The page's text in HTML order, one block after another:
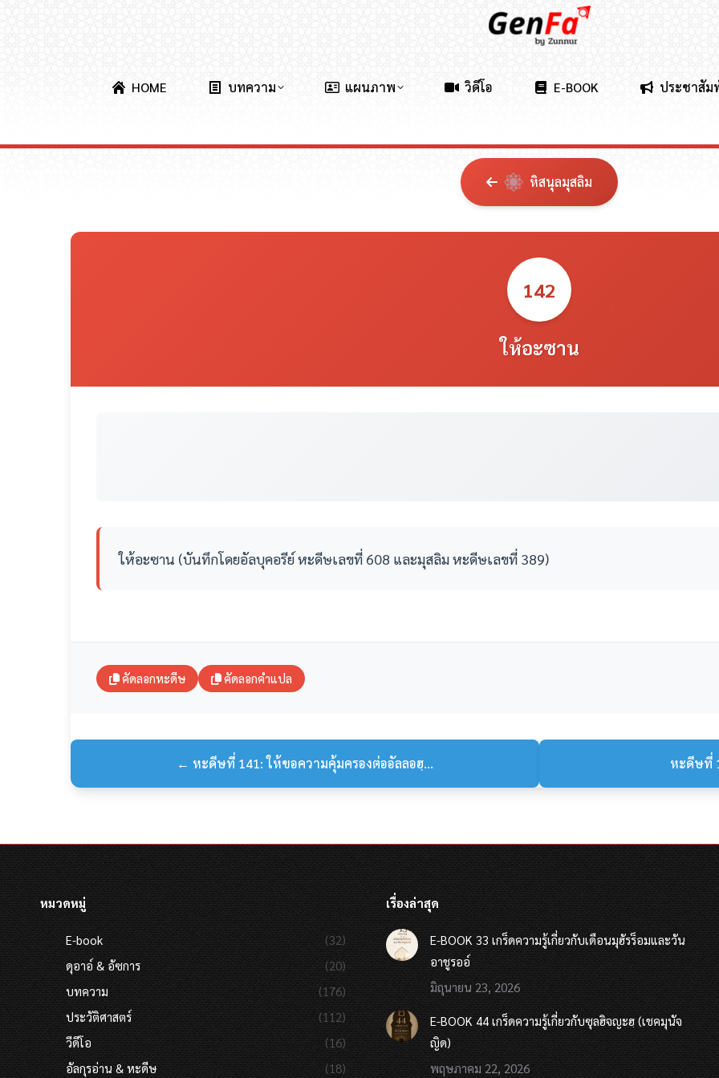
HOME บทความ แผนภาพ วิดีโอ E-BOOK ประชาสัม
หิสนุลมุสลิม
142
ให้อะซาน
ให้อะซาน (บันทึกโดยอัลบุคอรีย์ หะดีษเลขที่ 608 และมุสลิม หะดีษเลขที่ 389)
คัดลอกหะดีษ คัดลอกคำแปล
← หะดีษที่ 141: ให้ขอความคุ้มครองต่ออัลลอฮฺ... หะดีษที่
หมวดหมู่
E-book
(32)
ดุอาอ์ & อัซการ
(20)
บทความ
(176)
ประวัติศาสตร์
(112)
วีดีโอ
(16)
อัลกุรอ่าน & หะดีษ
(18)
เรื่องล่าสุด
E-BOOK 33 เกร็ดความรู้เกี่ยวกับเดือนมุฮัรร็อมและวัน
อาชูรออ์
มิถุนายน 23, 2026
E-BOOK 44 เกร็ดความรู้เกี่ยวกับซุลฮิจญะฮฺ (เชคมุนัจ
ญิด)
พฤษภาคม 22, 2026